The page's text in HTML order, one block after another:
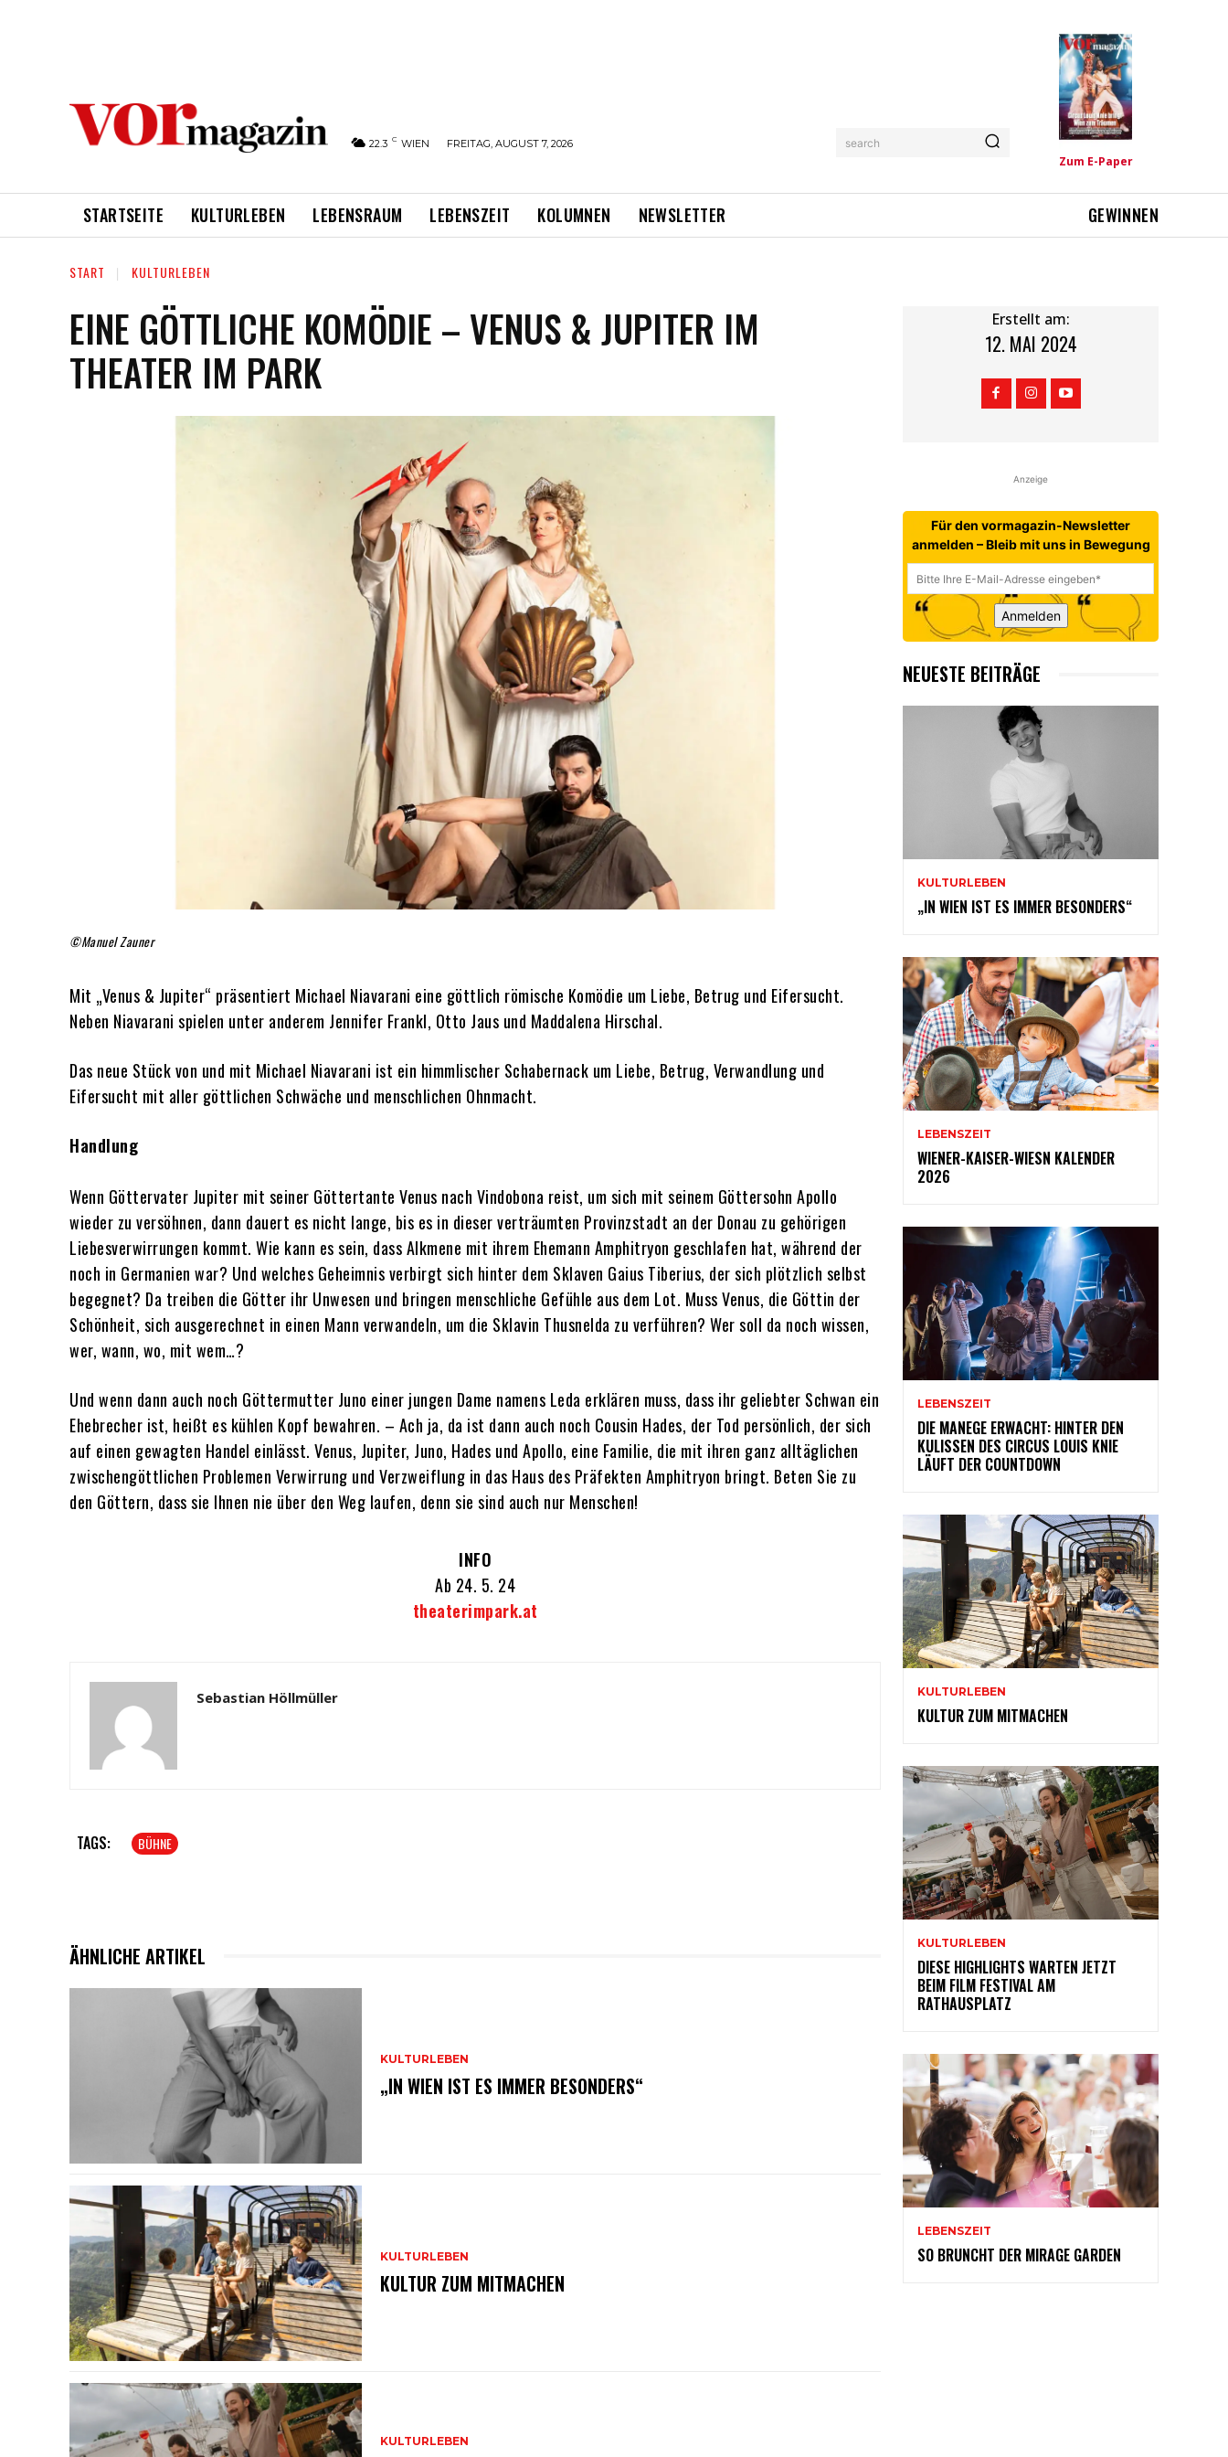
22.3 C WIEN FREITAG, AUGUST 7, 2026 search
Zum E-Paper
STARTSEITE KULTURLEBEN LEBENSRAUM LEBENSZEIT KOLUMNEN NEWSLETTER GEWINNEN
START KULTURLEBEN
EINE GÖTTLICHE KOMÖDIE – VENUS & JUPITER IM
THEATER IM PARK
©Manuel Zauner
Mit „Venus & Jupiter“ präsentiert Michael Niavarani eine göttlich römische Komödie um Liebe, Betrug und Eifersucht.
Neben Niavarani spielen unter anderem Jennifer Frankl, Otto Jaus und Maddalena Hirschal.
Das neue Stück von und mit Michael Niavarani ist ein himmlischer Schabernack um Liebe, Betrug, Verwandlung und
Eifersucht mit aller göttlichen Schwäche und menschlichen Ohnmacht.
Handlung
Wenn Göttervater Jupiter mit seiner Göttertante Venus nach Vindobona reist, um sich mit seinem Göttersohn Apollo
wieder zu versöhnen, dann dauert es nicht lange, bis es in dieser verträumten Provinzstadt an der Donau zu gehörigen
Liebesverwirrungen kommt. Wie kann es sein, dass Alkmene mit ihrem Ehemann Amphitryon geschlafen hat, während der
noch in Germanien war? Und welches Geheimnis verbirgt sich hinter dem Sklaven Gaius Tiberius, der sich plötzlich selbst
begegnet? Da treiben die Götter ihr Unwesen und bringen menschliche Gefühle aus dem Lot. Muss Venus, die Göttin der
Schönheit, sich ausgerechnet in einen Mann verwandeln, um die Sklavin Thusnelda zu verführen? Wer soll da noch wissen,
wer, wann, wo, mit wem…?
Und wenn dann auch noch Göttermutter Juno einer jungen Dame namens Leda erklären muss, dass ihr geliebter Schwan ein
Ehebrecher ist, heißt es kühlen Kopf bewahren. – Ach ja, da ist dann auch noch Cousin Hades, der Tod persönlich, der sich
auf einen gewagten Handel einlässt. Venus, Jupiter, Juno, Hades und Apollo, eine Familie, die mit ihren ganz alltäglichen
zwischengöttlichen Problemen Verwirrung und Verzweiflung in das Haus des Präfekten Amphitryon bringt. Beten Sie zu
den Göttern, dass sie Ihnen nie über den Weg laufen, denn sie sind auch nur Menschen!
INFO
Ab 24. 5. 24
theaterimpark.at
Sebastian Höllmüller
TAGS: BÜHNE
ÄHNLICHE ARTIKEL
KULTURLEBEN
„IN WIEN IST ES IMMER BESONDERS“
KULTURLEBEN
KULTUR ZUM MITMACHEN
KULTURLEBEN
Erstellt am:
12. MAI 2024
Anzeige
Für den vormagazin-Newsletter
anmelden – Bleib mit uns in Bewegung
Anmelden
NEUESTE BEITRÄGE
KULTURLEBEN
„IN WIEN IST ES IMMER BESONDERS“
LEBENSZEIT
WIENER-KAISER-WIESN KALENDER
2026
LEBENSZEIT
DIE MANEGE ERWACHT: HINTER DEN
KULISSEN DES CIRCUS LOUIS KNIE
LÄUFT DER COUNTDOWN
KULTURLEBEN
KULTUR ZUM MITMACHEN
KULTURLEBEN
DIESE HIGHLIGHTS WARTEN JETZT
BEIM FILM FESTIVAL AM
RATHAUSPLATZ
LEBENSZEIT
SO BRUNCHT DER MIRAGE GARDEN